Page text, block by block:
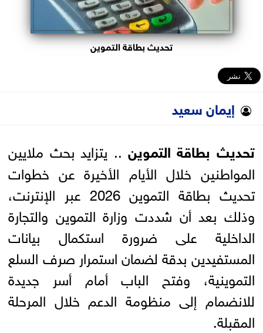
تحديث بطاقة التموين
إيمان سعيد
تحديث بطاقة التموين .. يتزايد بحث ملايين
المواطنين خلال الأيام الأخيرة عن خطوات
تحديث بطاقة التموين 2026 عبر الإنترنت،
وذلك بعد أن شددت وزارة التموين والتجارة
الداخلية على ضرورة استكمال بيانات
المستفيدين بدقة لضمان استمرار صرف السلع
التموينية، وفتح الباب أمام أسر جديدة
للانضمام إلى منظومة الدعم خلال المرحلة
المقبلة.